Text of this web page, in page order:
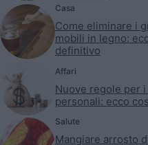
Casa
Come eliminare i
mobili in legno:
definitivo
Affari
Nuove regole per
personali: ecco
Salute
Mangiare arrosto